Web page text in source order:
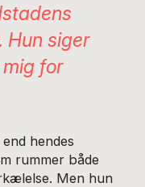
siger
for
hendes
rummer både
Men hun